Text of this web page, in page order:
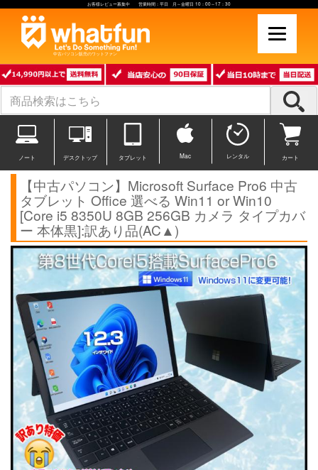
お客様レビュー募集中 営業時間：平日 月～金曜日 10：00～17：30
中古パソコン販売のワットファン
ノート デスクトップ タブレット Mac レンタル カート
【中古パソコン】Microsoft Surface Pro6 中古
タブレット Office 選べる Win11 or Win10
[Core i5 8350U 8GB 256GB カメラ タイプカバ
ー 本体黒]:訳あり品(AC▲)